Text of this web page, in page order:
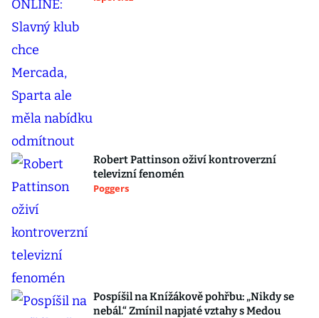
Robert Pattinson oživí kontroverzní
televizní fenomén
Poggers
Pospíšil na Knížákově pohřbu: „Nikdy se
nebál.“ Zmínil napjaté vztahy s Medou